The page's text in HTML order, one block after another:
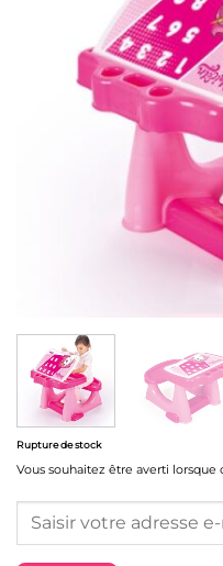
Rupture de stock
Vous souhaitez être averti